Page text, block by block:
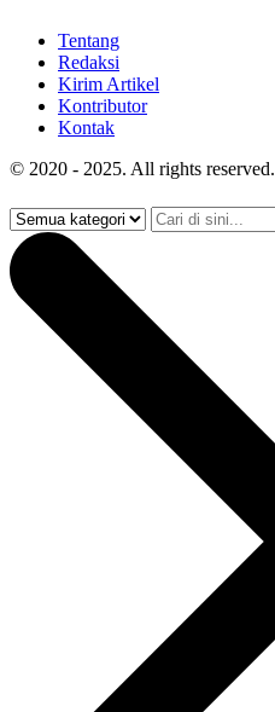
Tentang
Redaksi
Kirim Artikel
Kontributor
Kontak
© 2020 - 2025. All rights reserved.